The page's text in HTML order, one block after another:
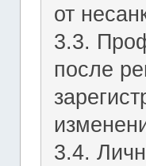
от
3.3.
после
3.4.